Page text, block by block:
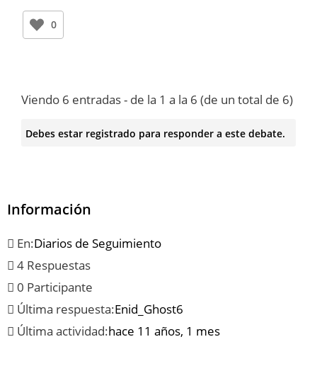
0
Viendo 6 entradas - de la 1 a la 6 (de un total de 6)
Debes estar registrado para responder a este debate.
Información
En:Diarios de Seguimiento
4 Respuestas
0 Participante
Última respuesta:Enid_Ghost6
Última actividad:hace 11 años, 1 mes